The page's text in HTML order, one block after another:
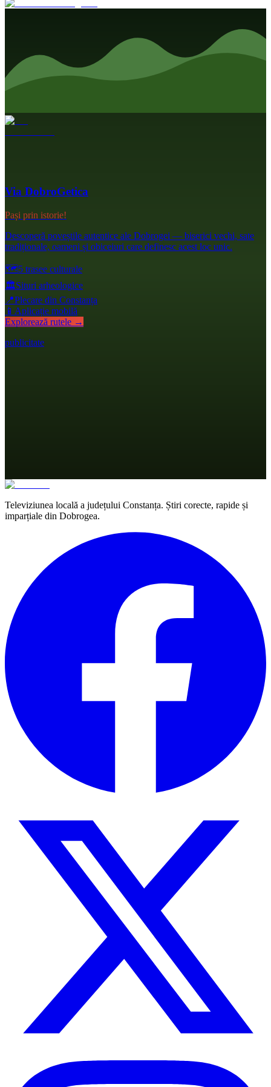
Via DobroGetica
Pași prin istorie!
Descoperă poveștile autentice ale Dobrogei — biserici vechi, sate
tradiționale, oameni și obiceiuri care definesc acest loc unic.
🗺️5 trasee culturale
🏛️Situri arheologice
📍Plecare din Constanța
📱 Aplicație mobilă
Explorează rutele →
publicitate
Televiziunea locală a județului Constanța. Știri corecte, rapide și
imparțiale din Dobrogea.